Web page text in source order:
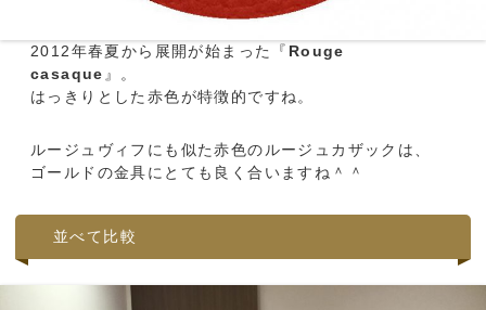
2012年春夏から展開が始まった『 Rouge
casaque 』。
はっきりとした赤色が特徴的ですね。
ルージュヴィフにも似た赤色のルージュカザックは、
ゴールドの金具にとても良く合いますね＾＾
並べて比較